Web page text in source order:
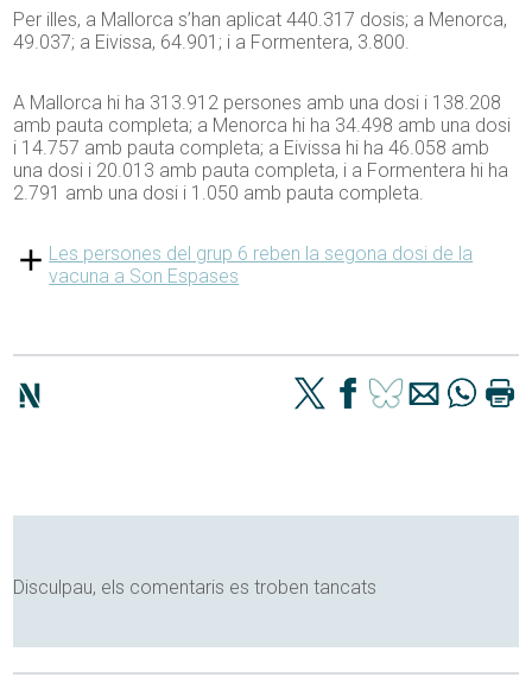
Per illes, a Mallorca s’han aplicat 440.317 dosis; a Menorca,
49.037; a Eivissa, 64.901; i a Formentera, 3.800.
A Mallorca hi ha 313.912 persones amb una dosi i 138.208
amb pauta completa; a Menorca hi ha 34.498 amb una dosi
i 14.757 amb pauta completa; a Eivissa hi ha 46.058 amb
una dosi i 20.013 amb pauta completa, i a Formentera hi ha
2.791 amb una dosi i 1.050 amb pauta completa.
Les persones del grup 6 reben la segona dosi de la
vacuna a Son Espases
Disculpau, els comentaris es troben tancats